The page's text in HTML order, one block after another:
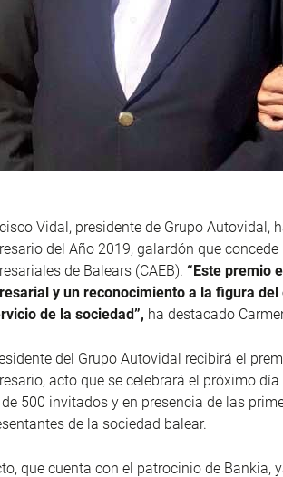
Vidal, presidente de Grupo Autovidal,
del Año 2019, galardón que
de Balears (CAEB). “Este premio
y un reconocimiento a la figura
de la sociedad”, ha destacado
del Grupo Autovidal recibirá el
acto que se celebrará el próximo
500 invitados y en presencia de las
de la sociedad balear.
que cuenta con el patrocinio de Bankia,